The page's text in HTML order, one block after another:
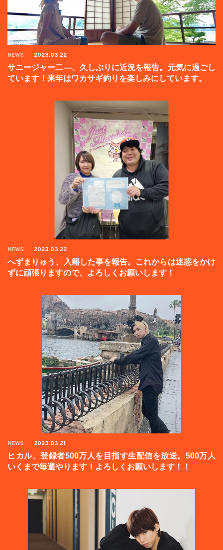
NEWS 2023.03.22
サニージャー二―、久しぶりに近況を報告。元気に過ごし
ています！来年はワカサギ釣りを楽しみにしています。
NEWS 2023.03.22
へずまりゅう、入籍した事を報告。これからは迷惑をかけ
ずに頑張りますので、よろしくお願いします！
NEWS 2023.03.21
ヒカル、登録者500万人を目指す生配信を放送。500万人
いくまで毎週やります！よろしくお願いします！！